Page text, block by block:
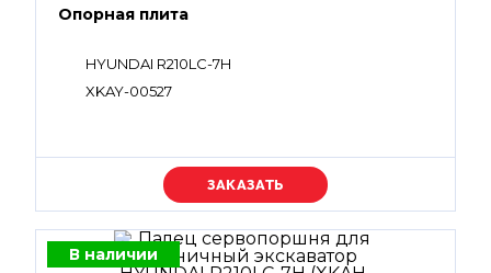
Опорная плита
HYUNDAI R210LC-7H
XKAY-00527
Уточняйте цену
В наличии